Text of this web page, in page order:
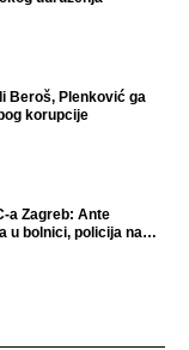
Beroš, Plenković ga
korupcije
a Zagreb: Ante
u bolnici, policija na